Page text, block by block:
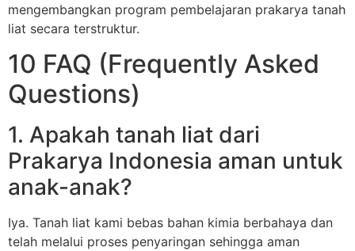
mengembangkan program pembelajaran prakarya tanah
liat secara terstruktur.
10 FAQ (Frequently Asked
Questions)
1. Apakah tanah liat dari
Prakarya Indonesia aman untuk
anak-anak?
Iya. Tanah liat kami bebas bahan kimia berbahaya dan
telah melalui proses penyaringan sehingga aman